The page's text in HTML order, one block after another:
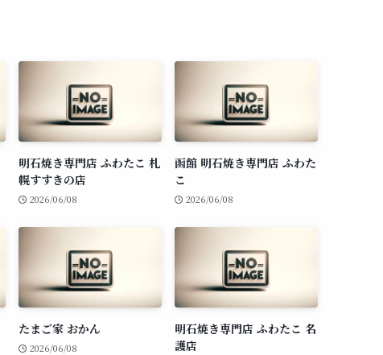
明石焼き専門店 ふわたこ 札
幌すすきの店
2026/06/08
函館 明石焼き専門店 ふわた
こ
2026/06/08
たまご家 おかん
2026/06/08
明石焼き専門店 ふわたこ 名
護店